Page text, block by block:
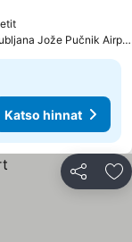
Katso hinnat
Jože Pučnik
Katso hinnat
Jaa